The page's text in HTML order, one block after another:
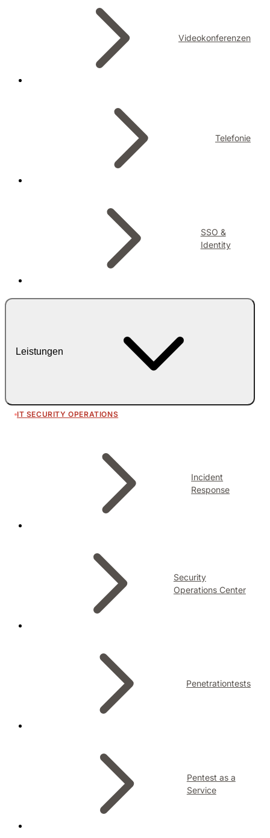
Videokonferenzen
Telefonie
SSO &
Identity
Leistungen
IT SECURITY OPERATIONS
Incident
Response
Security
Operations Center
Penetrationtests
Pentest as a
Service